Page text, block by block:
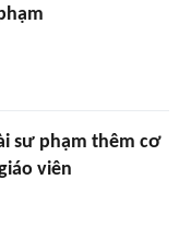
sư phạm thêm cơ
viên